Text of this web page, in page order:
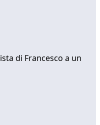
di Francesco a un